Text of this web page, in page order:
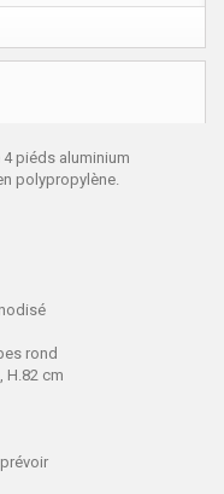
piéds aluminium
polypropylène.
rond
H.82 cm